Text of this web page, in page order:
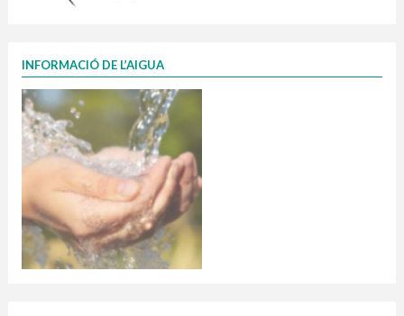
INFORMACIÓ DE L’AIGUA